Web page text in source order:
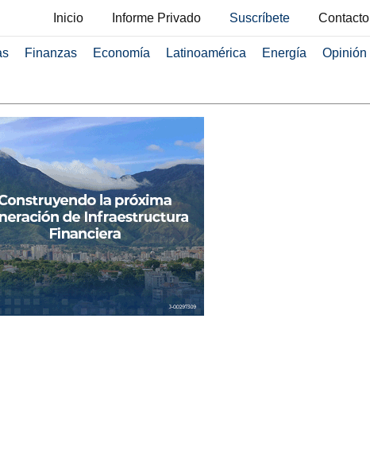
Inicio Informe Privado Suscríbete Contacto
Finanzas Economía Latinoamérica Energía Opinión